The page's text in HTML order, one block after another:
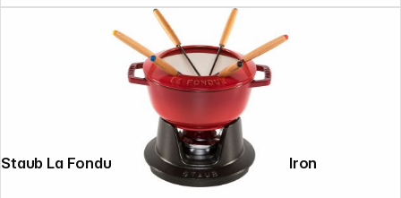
Staub La Fondue 18cm Cherry Red, Cast Iron